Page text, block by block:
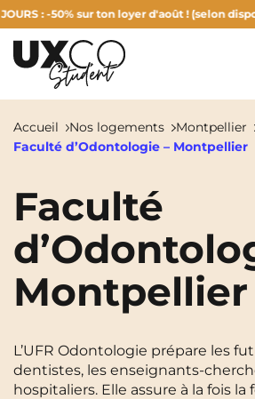
: -50% sur ton loyer d'août ! (selon
Annemasse
Aulnoy-Lez-Valenciennes Béziers
Bezons Blois
Bordeaux
Brest Caen
Qui sommes-nous ?
Blog
FR
Accueil Nos logements
Montpellier
Faculté d’Odontologie – Montpellier
Faculté
Montpellier
L’UFR Odontologie prépare les
dentistes, les enseignants-
hospitaliers. Elle assure à la fois